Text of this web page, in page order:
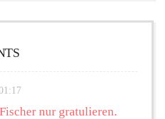
nur gratulieren.